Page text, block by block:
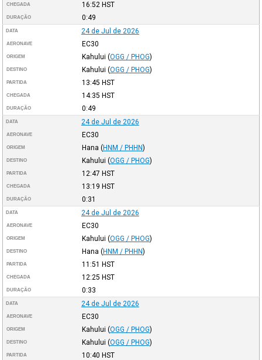
CHEGADA 16:52 HST
DURAÇÃO 0:49
DATA 24 de Jul de 2026
AERONAVE EC30
ORIGEM Kahului (OGG / PHOG)
DESTINO Kahului (OGG / PHOG)
PARTIDA 13:45 HST
CHEGADA 14:35 HST
DURAÇÃO 0:49
DATA 24 de Jul de 2026
AERONAVE EC30
ORIGEM Hana (HNM / PHHN)
DESTINO Kahului (OGG / PHOG)
PARTIDA 12:47 HST
CHEGADA 13:19 HST
DURAÇÃO 0:31
DATA 24 de Jul de 2026
AERONAVE EC30
ORIGEM Kahului (OGG / PHOG)
DESTINO Hana (HNM / PHHN)
PARTIDA 11:51 HST
CHEGADA 12:25 HST
DURAÇÃO 0:33
DATA 24 de Jul de 2026
AERONAVE EC30
ORIGEM Kahului (OGG / PHOG)
DESTINO Kahului (OGG / PHOG)
PARTIDA 10:40 HST